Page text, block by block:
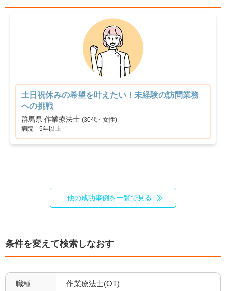
職場環境充実 幅広い経験
教育充実
駅orバス停近い
リハスタッフ複数在籍
管理職募集 0
土日祝休みの希望を叶えたい！未経験の訪問業務
への挑戦
群馬県 作業療法士 (30代・女性)
病院 5年以上
他の成功事例を一覧で見る
条件を変えて検索しなおす
職種 作業療法士(OT)